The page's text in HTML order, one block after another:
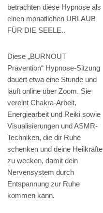
betrachten diese Hypnose als
einen monatlichen URLAUB
FÜR DIE SEELE..
Diese „BURNOUT
Prävention“ Hypnose-Sitzung
dauert etwa eine Stunde und
läuft online über Zoom. Sie
vereint Chakra-Arbeit,
Energiearbeit und Reiki sowie
Visualisierungen und ASMR-
Techniken, die dir Ruhe
schenken und deine Heilkräfte
zu wecken, damit dein
Nervensystem durch
Entspannung zur Ruhe
kommen kann.